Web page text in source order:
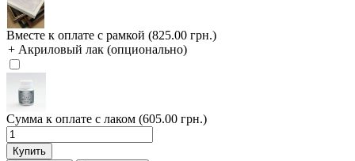
Вместе к оплате с рамкой (825.00 грн.)
+ Акриловый лак (опционально)
Сумма к оплате с лаком (605.00 грн.)
Купить